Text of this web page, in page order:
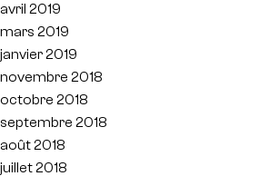
avril 2019
mars 2019
janvier 2019
novembre 2018
octobre 2018
septembre 2018
août 2018
juillet 2018